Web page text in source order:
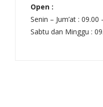
Open :
Senin – Jum’at : 09.00
Sabtu dan Minggu :